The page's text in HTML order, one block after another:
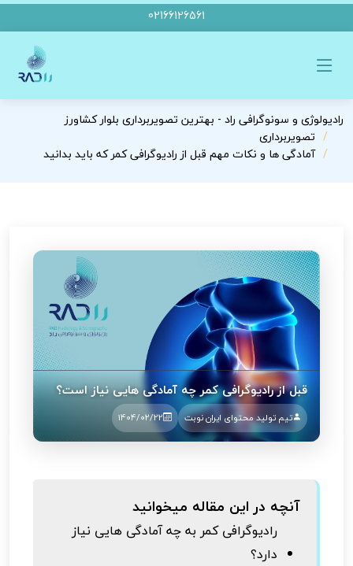
02166126561
رادیولوژی و سونوگرافی راد - بهترین تصویربرداری بلوار کشاورز
تصویربرداری
آمادگی ها و نکات مهم قبل از رادیوگرافی کمر که باید بدانید
قبل از رادیوگرافی کمر چه آمادگی هایی نیاز است؟
تیم تولید محتوای ایران نوبت 1404/02/22
آنچه در این مقاله میخوانید
رادیوگرافی کمر به چه آمادگی هایی نیاز
دارد؟